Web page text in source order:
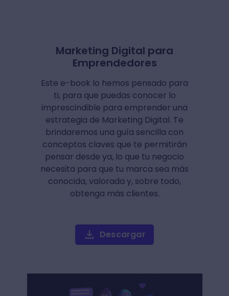
Marketing Digital para
Emprendedores
Este e-book lo hemos pensado para
ti, para que puedas conocer lo
imprescindible para emprender una
estrategia de Marketing Digital. Te
brindaremos una guía sencilla con
conceptos claves que te permitirán
pensar desde ya, lo que tu negocio
necesita para que tu marca sea más
conocida, valorada y, sobre todo,
obtenga más clientes.
Descargar